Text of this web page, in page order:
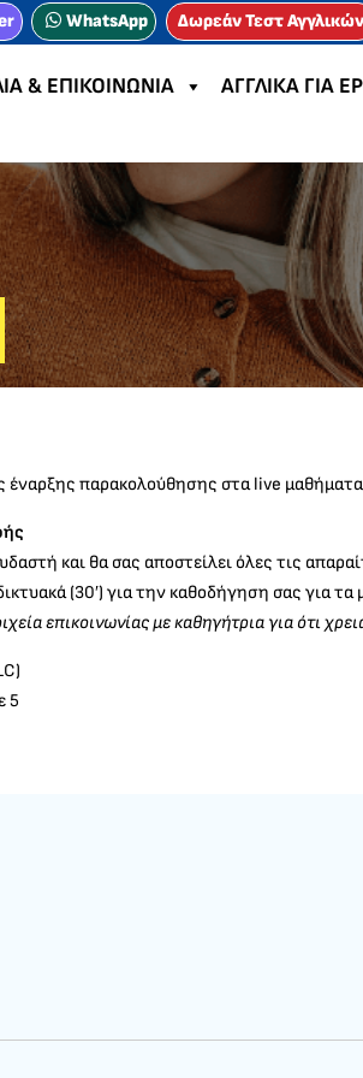
WhatsApp Δωρεάν Τεστ Αγγλικών
& ΕΠΙΚΟΙΝΩΝΙΑ ΑΓΓΛΙΚΑ ΓΙΑ
έναρξης παρακολούθησης στα live
και θα σας αποστείλει όλες τις
(30′) για την καθοδήγηση σας για τα
επικοινωνίας με καθηγήτρια για ότι
5